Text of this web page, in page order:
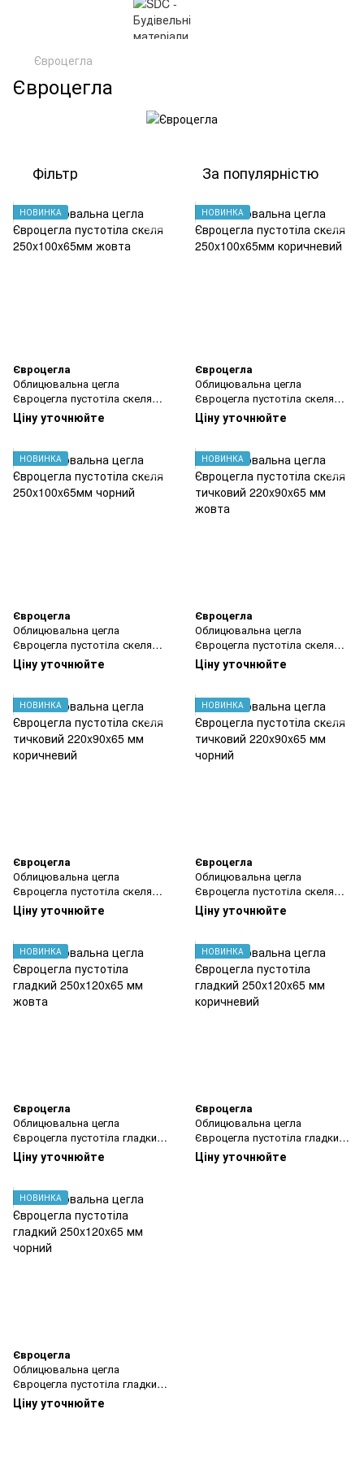
Євроцегла
Євроцегла
Фільтр За популярністю
НОВИНКА
Євроцегла
Облицювальна цегла
Євроцегла пустотіла скеля
250x100x65мм жовта
Ціну уточнюйте
НОВИНКА
Євроцегла
Облицювальна цегла
Євроцегла пустотіла скеля
250x100x65мм коричневий
Ціну уточнюйте
НОВИНКА
Євроцегла
Облицювальна цегла
Євроцегла пустотіла скеля
250x100x65мм чорний
Ціну уточнюйте
НОВИНКА
Євроцегла
Облицювальна цегла
Євроцегла пустотіла скеля
тичковий 220x90x65 мм жовта
Ціну уточнюйте
НОВИНКА
Євроцегла
Облицювальна цегла
Євроцегла пустотіла скеля
тичковий 220x90x65 мм
коричневий
Ціну уточнюйте
НОВИНКА
Євроцегла
Облицювальна цегла
Євроцегла пустотіла скеля
тичковий 220x90x65 мм
чорний
Ціну уточнюйте
НОВИНКА
Євроцегла
Облицювальна цегла
Євроцегла пустотіла гладкий
250x120x65 мм жовта
Ціну уточнюйте
НОВИНКА
Євроцегла
Облицювальна цегла
Євроцегла пустотіла гладкий
250x120x65 мм коричневий
Ціну уточнюйте
НОВИНКА
Євроцегла
Облицювальна цегла
Євроцегла пустотіла гладкий
250x120x65 мм чорний
Ціну уточнюйте